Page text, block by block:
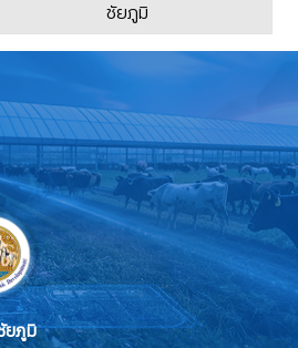
ชัยภูมิ
ยภูมิ